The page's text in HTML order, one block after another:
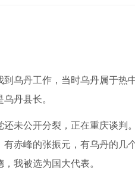
丹工作，当时乌丹属于热
丹县长。
未公开分裂，正在重庆谈判
有赤峰的张振元，有乌丹的
我被选为国大代表。